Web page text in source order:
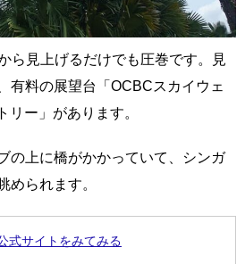
ら見上げるだけでも圧巻です。見
有料の展望台「OCBCスカイウェ
リー」があります。
の上に橋がかかっていて、シンガ
められます。
式サイトをみてみる